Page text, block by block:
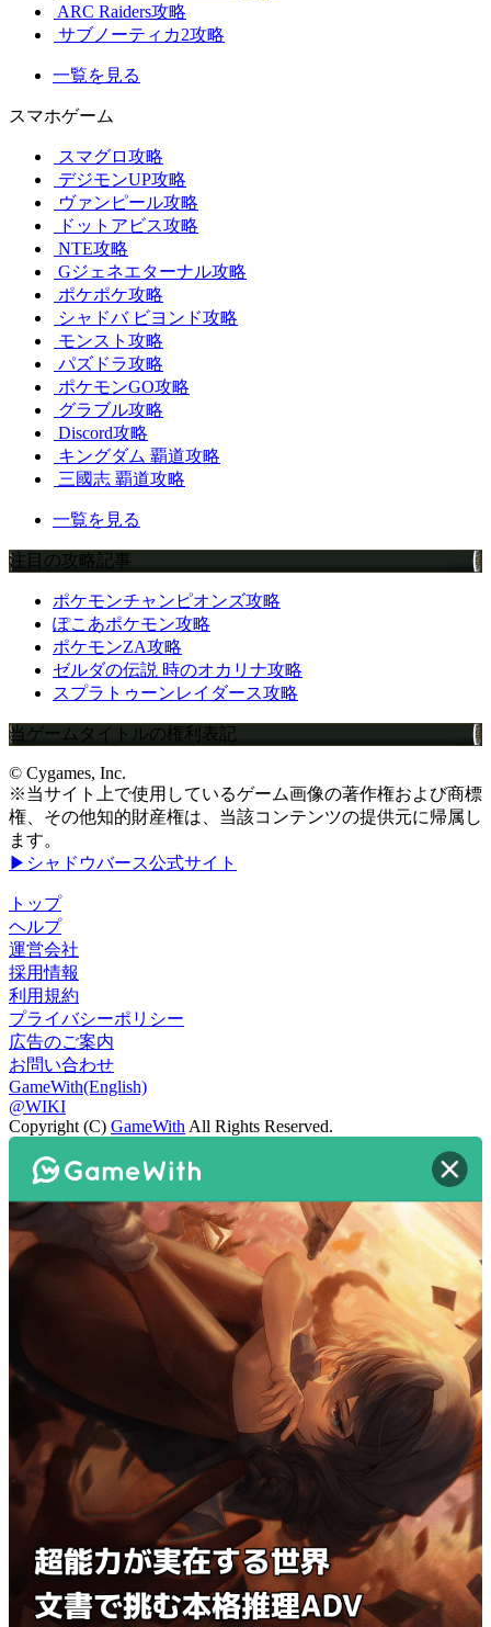
ARC Raiders攻略
サブノーティカ2攻略
一覧を見る
スマホゲーム
スマグロ攻略
デジモンUP攻略
ヴァンピール攻略
ドットアビス攻略
NTE攻略
Gジェネエターナル攻略
ポケポケ攻略
シャドバ ビヨンド攻略
モンスト攻略
パズドラ攻略
ポケモンGO攻略
グラブル攻略
Discord攻略
キングダム 覇道攻略
三國志 覇道攻略
一覧を見る
注目の攻略記事
ポケモンチャンピオンズ攻略
ぽこあポケモン攻略
ポケモンZA攻略
ゼルダの伝説 時のオカリナ攻略
スプラトゥーンレイダース攻略
当ゲームタイトルの権利表記
© Cygames, Inc.
※当サイト上で使用しているゲーム画像の著作権および商標
権、その他知的財産権は、当該コンテンツの提供元に帰属し
ます。
▶シャドウバース公式サイト
トップ
ヘルプ
運営会社
採用情報
利用規約
プライバシーポリシー
広告のご案内
お問い合わせ
GameWith(English)
@WIKI
Copyright (C) GameWith All Rights Reserved.